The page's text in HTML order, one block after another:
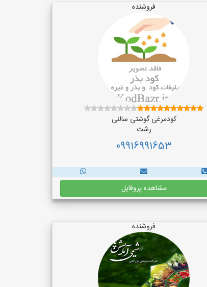
فروشنده
کودمرغی گوشتی سالنی
رشت
09916991653
مشاهده پروفایل
فروشنده